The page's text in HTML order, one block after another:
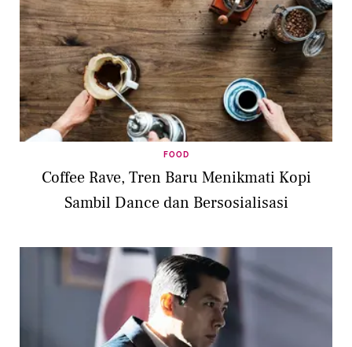
FOOD
Coffee Rave, Tren Baru Menikmati Kopi
Sambil Dance dan Bersosialisasi